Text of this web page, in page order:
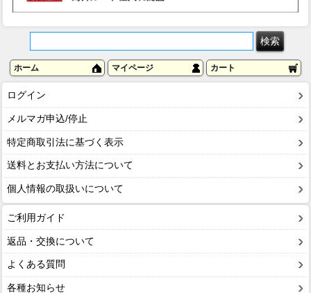
ホーム マイページ カート
ログイン
メルマガ申込/停止
特定商取引法に基づく表示
送料とお支払い方法について
個人情報の取扱いについて
ご利用ガイド
返品・交換について
よくある質問
各種お知らせ